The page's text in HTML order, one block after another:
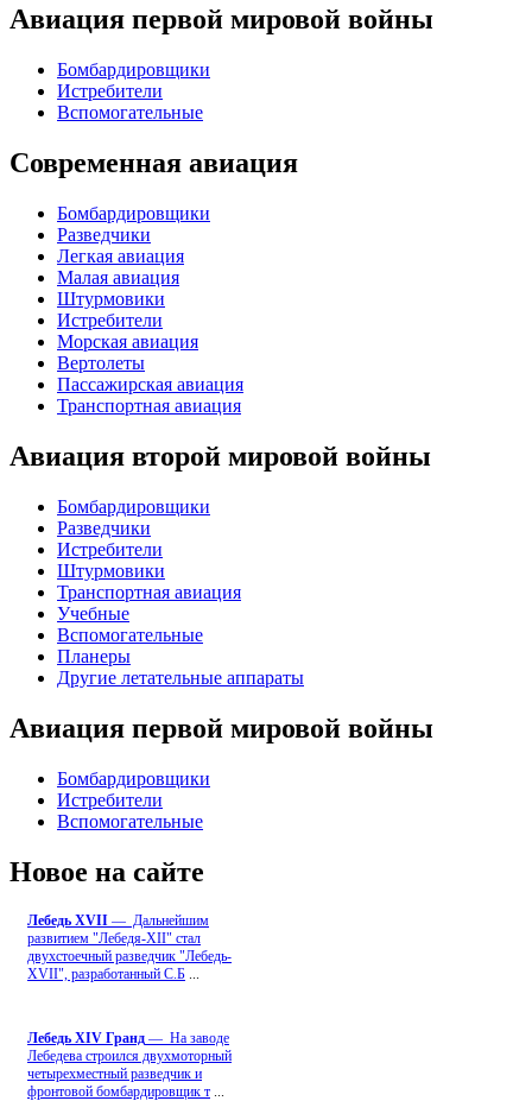
Авиация первой мировой войны
Бомбардировщики
Истребители
Вспомогательные
Современная авиация
Бомбардировщики
Разведчики
Легкая авиация
Малая авиация
Штурмовики
Истребители
Морская авиация
Вертолеты
Пассажирская авиация
Транспортная авиация
Авиация второй мировой войны
Бомбардировщики
Разведчики
Истребители
Штурмовики
Транспортная авиация
Учебные
Вспомогательные
Планеры
Другие летательные аппараты
Авиация первой мировой войны
Бомбардировщики
Истребители
Вспомогательные
Новое на сайте
Лебедь ХVII — Дальнейшим
развитием "Лебедя-ХII" стал
двухстоечный разведчик "Лебедь-
XVII", разработанный С.Б
Лебедь ХIV Гранд — На заводе
Лебедева строился двухмоторный
четырехместный разведчик и
фронтовой бомбардировщик т